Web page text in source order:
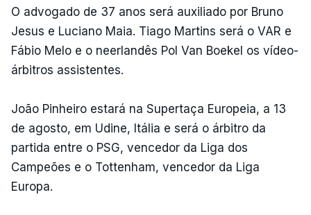
O advogado de 37 anos será auxiliado por Bruno
Jesus e Luciano Maia. Tiago Martins será o VAR e
Fábio Melo e o neerlandês Pol Van Boekel os vídeo-
árbitros assistentes.
João Pinheiro estará na Supertaça Europeia, a 13
de agosto, em Udine, Itália e será o árbitro da
partida entre o PSG, vencedor da Liga dos
Campeões e o Tottenham, vencedor da Liga
Europa.